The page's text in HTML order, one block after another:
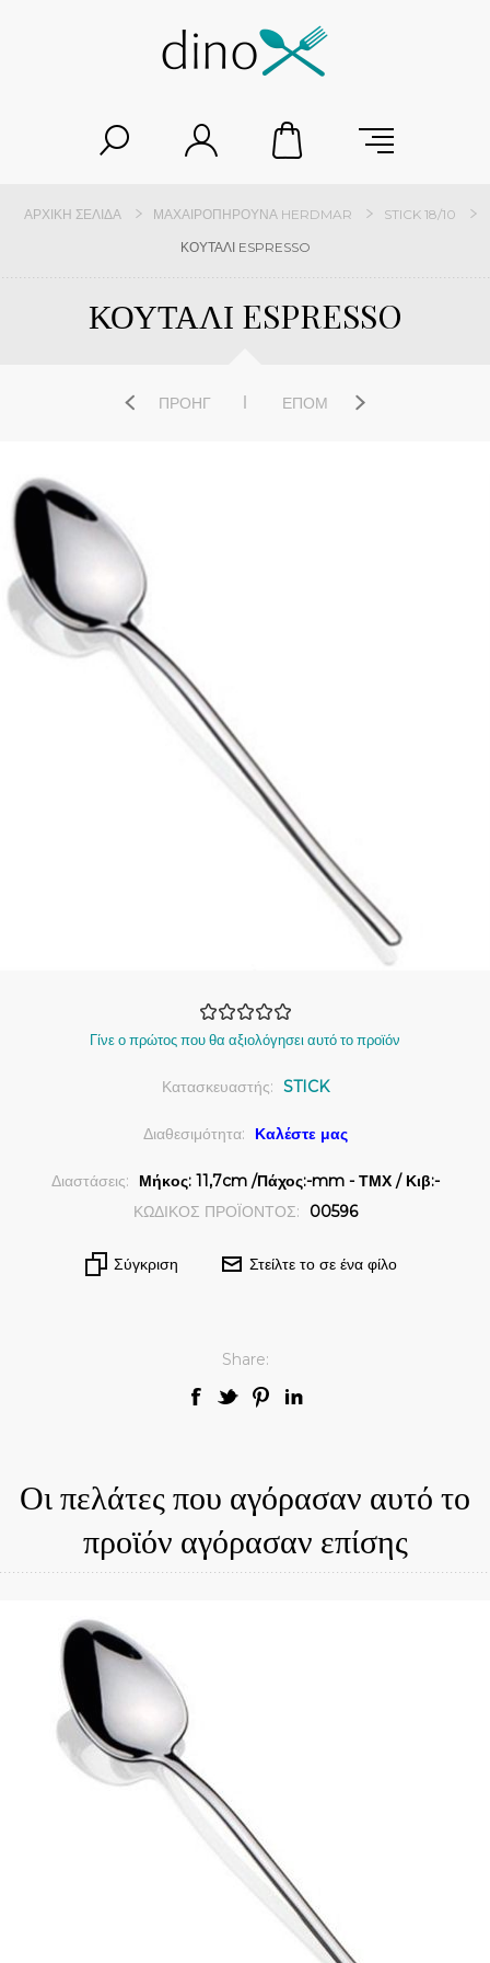
ΑΡΧΙΚΉ ΣΕΛΊΔΑ ΜΑΧΑΙΡΟΠΉΡΟΥΝΑ HERDMAR
STICK 18/10
ΚΟΥΤΑΛΙ ESPRESSO
ΚΟΥΤΑΛΙ ESPRESSO
ΠΡΟΗΓ ΕΠΌΜ
Γίνε ο πρώτος που θα αξιολόγησει αυτό το προϊόν
Κατασκευαστής: STICK
Διαθεσιμότητα: Καλέστε μας
Διαστάσεις:
Μήκος: 11,7cm /Πάχος:-mm - ΤΜΧ / Κιβ:-
ΚΩΔΙΚΟΣ ΠΡΟΪΟΝΤΟΣ:
00596
Σύγκριση Στείλτε το σε ένα φίλο
Share:
Οι πελάτες που αγόρασαν αυτό το
προϊόν αγόρασαν επίσης